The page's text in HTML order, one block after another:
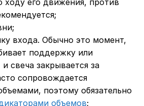
ходу его движения, против
входа. Обычно это момент,
поддержку или
свеча закрывается за
сопровождается
поэтому обязательно
объемов;